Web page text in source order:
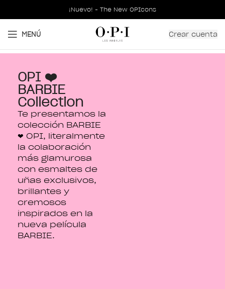
¡Nuevo! - The New OPIcons
MENÚ Crear cuenta
OPI ❤️
BARBIE
Collection
Te presentamos la
colección BARBIE
❤ OPI, literalmente
la colaboración
más glamurosa
con esmaltes de
uñas exclusivos,
brillantes y
cremosos
inspirados en la
nueva película
BARBIE.